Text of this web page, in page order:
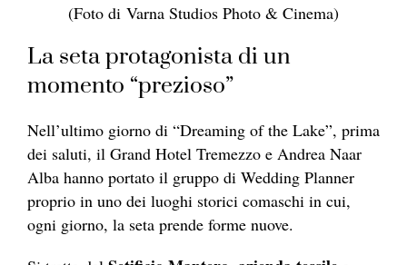
(Foto di Varna Studios Photo & Cinema)
La seta protagonista di un
momento “prezioso”
Nell’ultimo giorno di “Dreaming of the Lake”, prima
dei saluti, il Grand Hotel Tremezzo e Andrea Naar
Alba hanno portato il gruppo di Wedding Planner
proprio in uno dei luoghi storici comaschi in cui,
ogni giorno, la seta prende forme nuove.